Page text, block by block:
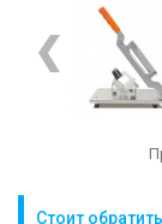
Стоит